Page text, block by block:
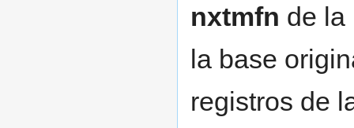
nxtmfn de la
la base
registros de